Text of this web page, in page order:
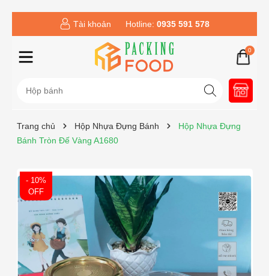
Tài khoản Hotline: 0935 591 578
0
Trang chủ Hộp Nhựa Đựng Bánh
Hộp Nhựa Đựng
Bánh Tròn Đế Vàng A1680
- 10%
OFF